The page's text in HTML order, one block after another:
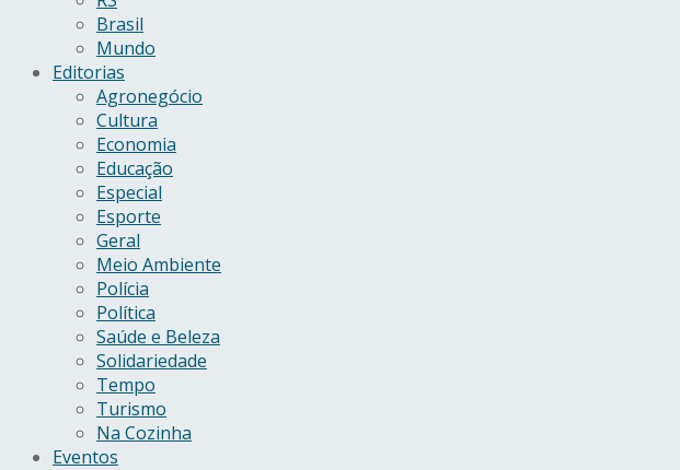
Brasil
Mundo
Editorias
Agronegócio
Cultura
Economia
Educação
Especial
Esporte
Geral
Meio Ambiente
Polícia
Política
Saúde e Beleza
Solidariedade
Tempo
Turismo
Na Cozinha
Eventos